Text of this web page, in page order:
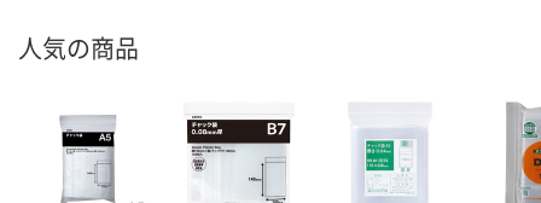
人気の商品